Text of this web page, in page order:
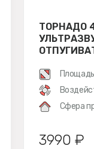
ТОРНАДО
Сфера
3990 ₽